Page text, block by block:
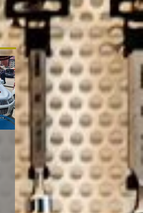
2016 Bmw 3.20 İed Yeni
Nesil F30 Keyless Go
Anahtar Yapımı